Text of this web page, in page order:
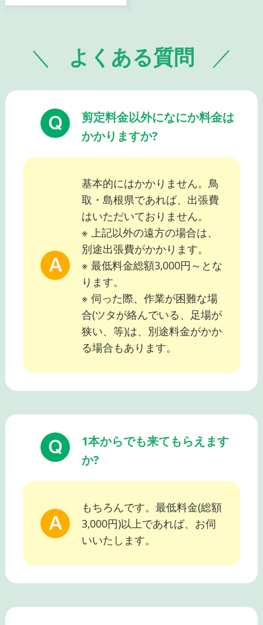
よくある質問
剪定料金以外になにか料金は
かかりますか?
基本的にはかかりません。鳥
取・島根県であれば、出張費
はいただいておりません。
※ 上記以外の遠方の場合は、
別途出張費がかかります。
※ 最低料金総額3,000円～とな
ります。
※ 伺った際、作業が困難な場
合(ツタが絡んでいる、足場が
狭い、等)は、別途料金がかか
る場合もあります。
1本からでも来てもらえます
か?
もちろんです。最低料金(総額
3,000円)以上であれば、お伺
いいたします。